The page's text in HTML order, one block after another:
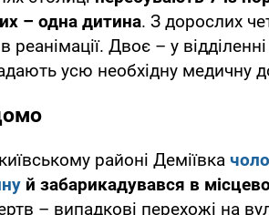
– одна дитина. З дорослих
Двоє – у відділенні
усю необхідну медичну
районі Деміївка
й забарикадувався в
– випадкові перехожі на